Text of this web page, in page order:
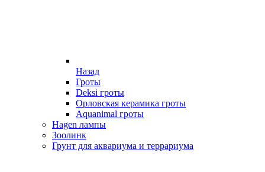
Назад
Гроты
Deksi гроты
Орловская керамика гроты
Aquanimal гроты
Hagen лампы
Зоолинк
Грунт для аквариума и террариума